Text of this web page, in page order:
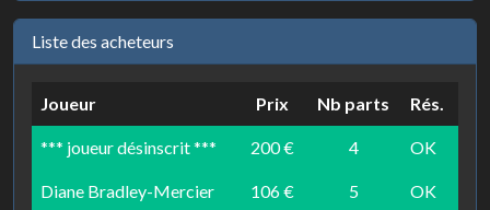
Liste des acheteurs
Joueur Prix Nb parts Rés.
*** joueur désinscrit *** 200 € 4 OK
Diane Bradley-Mercier 106 € 5 OK